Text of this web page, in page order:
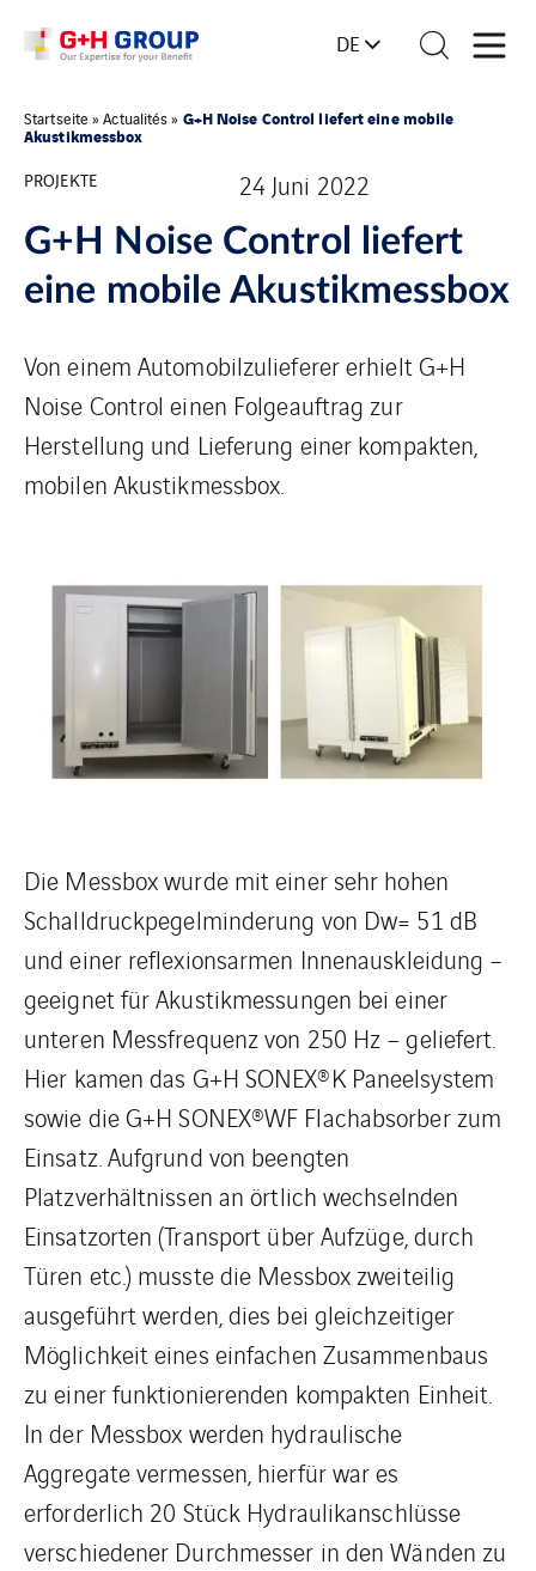
DE
Startseite »Actualités» G+H Noise Control liefert eine mobile
Akustikmessbox
PROJEKTE
24 Juni 2022
G+H Noise Control liefert
eine mobile Akustikmessbox
Von einem Automobilzulieferer erhielt G+H
Noise Control einen Folgeauftrag zur
Herstellung und Lieferung einer kompakten,
mobilen Akustikmessbox.
Die Messbox wurde mit einer sehr hohen
Schalldruckpegelminderung von Dw= 51 dB
und einer reflexionsarmen Innenauskleidung –
geeignet für Akustikmessungen bei einer
unteren Messfrequenz von 250 Hz – geliefert.
Hier kamen das G+H SONEX®K Paneelsystem
sowie die G+H SONEX®WF Flachabsorber zum
Einsatz. Aufgrund von beengten
Platzverhältnissen an örtlich wechselnden
Einsatzorten (Transport über Aufzüge, durch
Türen etc.) musste die Messbox zweiteilig
ausgeführt werden, dies bei gleichzeitiger
Möglichkeit eines einfachen Zusammenbaus
zu einer funktionierenden kompakten Einheit.
In der Messbox werden hydraulische
Aggregate vermessen, hierfür war es
erforderlich 20 Stück Hydraulikanschlüsse
verschiedener Durchmesser in den Wänden zu